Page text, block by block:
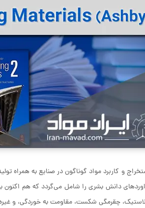
و کاربرد مواد گوناگون در صنایع به همراه
دانش بشری را شامل می‌گردد که هم
چقرمگی شکست، مقاومت به خوردگی، و